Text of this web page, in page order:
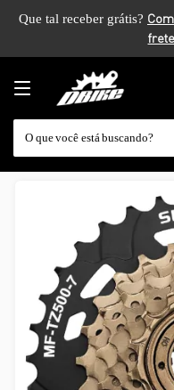
Que tal receber grátis?